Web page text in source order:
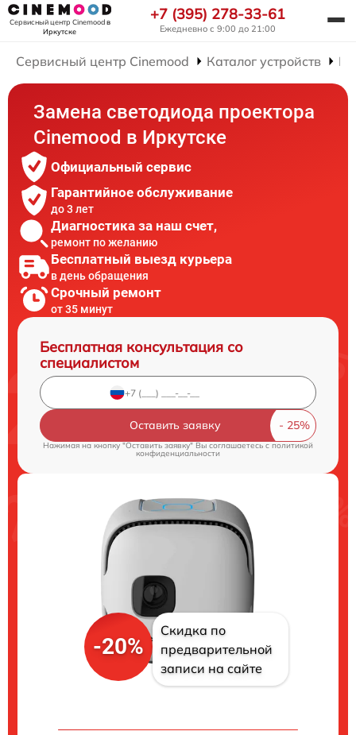
Сервисный центр Cinemoodв
Иркутске
+7 (395) 278-33-61
Ежедневно с 9:00 до 21:00
Сервисный центр Cinemood Каталог устройств
Замена светодиода проектора
Cinemood в Иркутске
Официальный сервис
Гарантийное обслуживание
до 3 лет
Диагностика за наш счет,
ремонт по желанию
Бесплатный выезд курьера
в день обращения
Срочный ремонт
от 35 минут
Бесплатная консультация со
специалистом
Оставить заявку
Нажимая на кнопку "Оставить заявку" Вы соглашаетесь cполитикой
конфиденциальности
-20%
Скидка по
предварительной
записи на сайте